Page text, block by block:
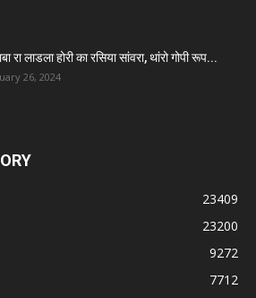
रा लाडला होरी का रसिया सांवरा, थांरो गोपी रूप...
26, 2024
23409
23200
9272
7712